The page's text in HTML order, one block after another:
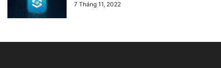
7 Tháng 11, 2022